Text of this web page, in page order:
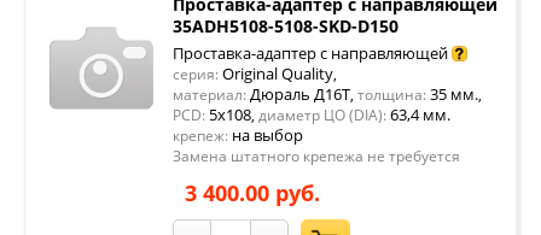
35ADH5108-5108-SKD-D150
Проставка-адаптер с направляющей
серия: Original Quality,
материал: Дюраль Д16Т, толщина: 35 мм.,
PCD: 5x108, диаметр ЦО (DIA): 63,4 мм.
крепеж: на выбор
Замена штатного крепежа не требуется
3 400.00 руб.